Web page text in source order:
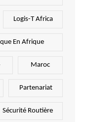
Logis-T Africa
En Afrique
Maroc
Partenariat
Sécurité Routière